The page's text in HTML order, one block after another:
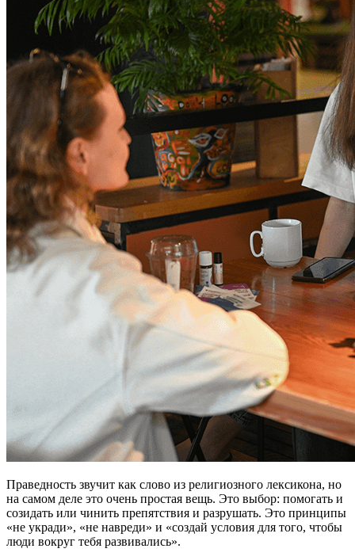
Праведность звучит как слово из религиозного лексикона, но
на самом деле это очень простая вещь. Это выбор: помогать и
созидать или чинить препятствия и разрушать. Это принципы
«не укради», «не навреди» и «создай условия для того, чтобы
люди вокруг тебя развивались».